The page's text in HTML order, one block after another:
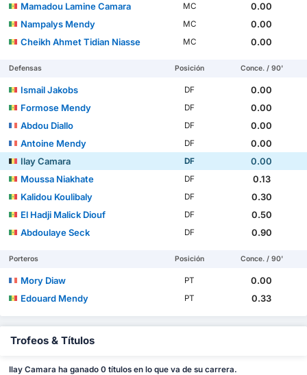
Mamadou Lamine Camara
MC
0.00
Nampalys Mendy
MC
0.00
Cheikh Ahmet Tidian Niasse
MC 0.00
Defensas Posición Conce. / 90'
Ismail Jakobs DF
0.00
Formose Mendy
DF
0.00
Abdou Diallo
DF
0.00
Antoine Mendy
DF
0.00
Ilay Camara
DF
0.00
Moussa Niakhate
DF
0.13
Kalidou Koulibaly
DF
0.30
El Hadji Malick Diouf
DF
0.50
Abdoulaye Seck
DF 0.90
Porteros Posición Conce. / 90'
Mory Diaw PT
0.00
Edouard Mendy
PT 0.33
Trofeos & Títulos
Ilay Camara ha ganado 0 títulos en lo que va de su carrera.